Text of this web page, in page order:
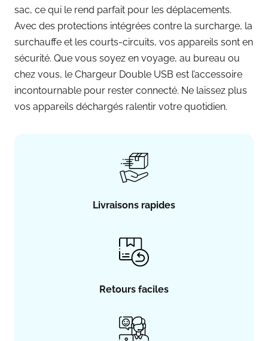
sac, ce qui le rend parfait pour les déplacements.
Avec des protections intégrées contre la surcharge, la
surchauffe et les courts-circuits, vos appareils sont en
sécurité. Que vous soyez en voyage, au bureau ou
chez vous, le Chargeur Double USB est l’accessoire
incontournable pour rester connecté. Ne laissez plus
vos appareils déchargés ralentir votre quotidien.
Livraisons rapides
Retours faciles